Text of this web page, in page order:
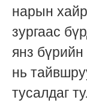
нарын
зургаас
янз бүрийн
нь
тусалдаг